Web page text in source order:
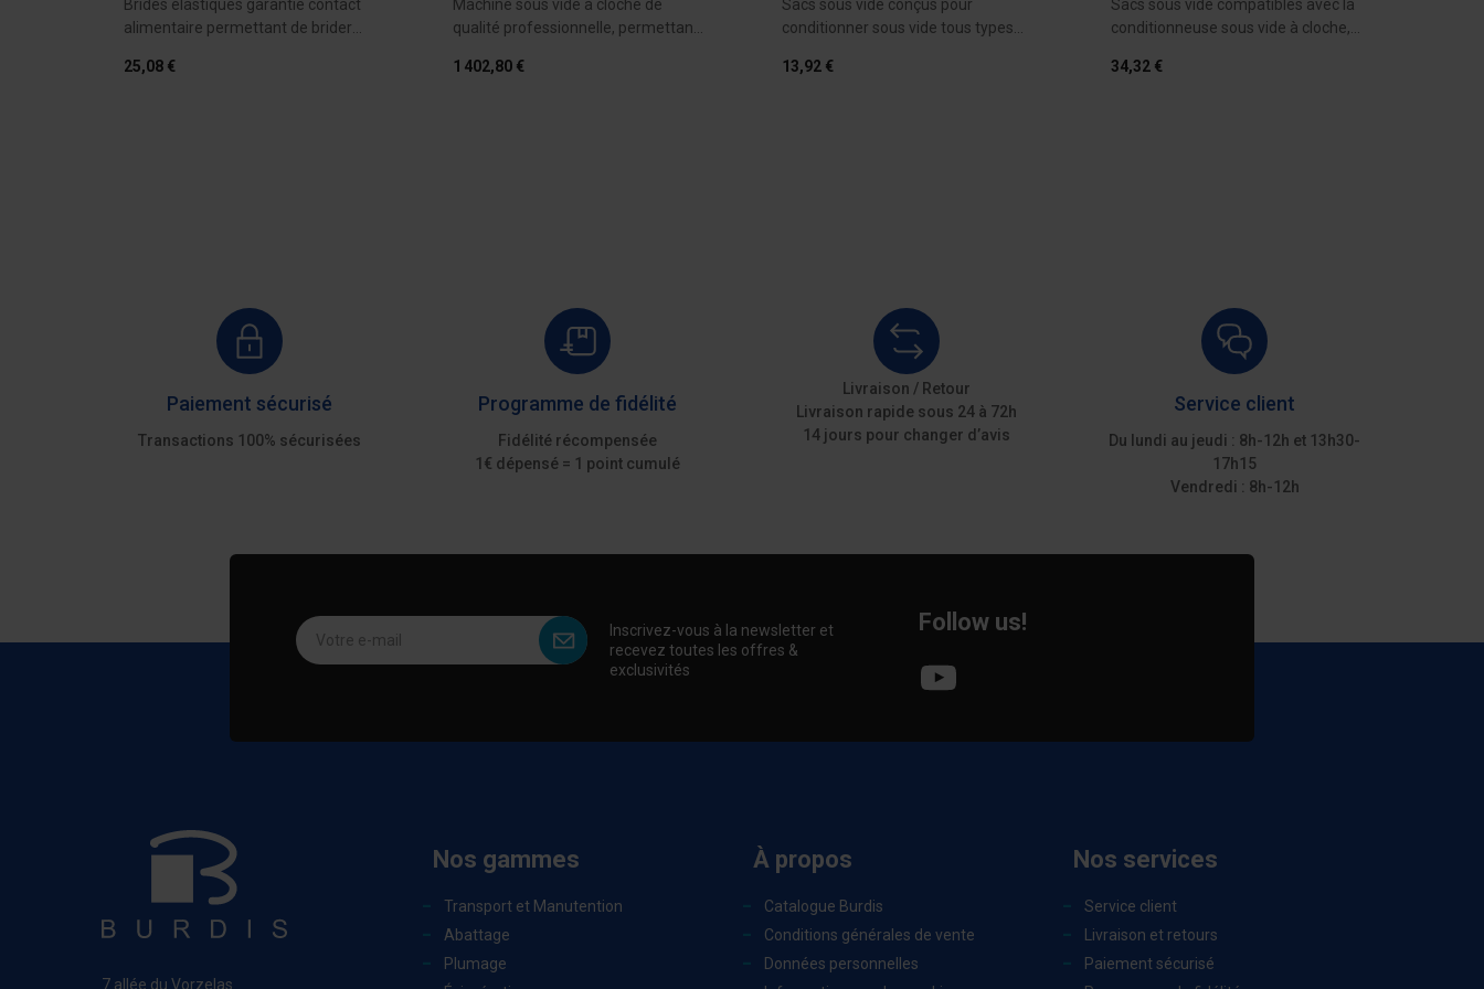
Brides élastiques garantie contact
alimentaire permettant de brider
25,08 €
Machine sous vide à cloche de
qualité professionnelle, permettant
1 402,80 €
Sacs sous vide conçus pour
conditionner sous vide tous types
13,92 €
Sacs sous vide compatibles avec la
conditionneuse sous vide à cloche,...
34,32 €
Paiement sécurisé
Transactions 100% sécurisées
Programme de fidélité
Fidélité récompensée
1€ dépensé = 1 point cumulé
Livraison / Retour
Livraison rapide sous 24 à 72h
14 jours pour changer d’avis
Service client
Du lundi au jeudi : 8h-12h et 13h30-
17h15
Vendredi : 8h-12h
Inscrivez-vous à la newsletter et
recevez toutes les offres &
exclusivités
Votre e-mail Follow us!
7 allée du Vorzelas
Nos gammes
Transport et Manutention
Abattage
Plumage
À propos
Catalogue Burdis
Conditions générales de vente
Données personnelles
Nos services
Service client
Livraison et retours
Paiement sécurisé